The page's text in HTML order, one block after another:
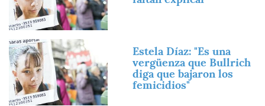
Imagen
Estela Díaz: "Es una
vergüenza que Bullrich
diga que bajaron los
femicidios"